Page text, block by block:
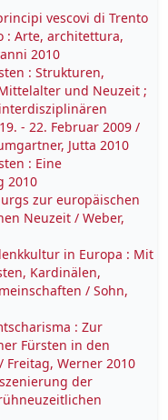
vescovi di Trento
: Arte, architettura,
2010
: Strukturen,
und Neuzeit ;
- 22. Februar 2009 /
Jutta 2010
: Eine
2010
zur europäischen
Neuzeit / Weber,
in Europa : Mit
Kardinälen,
/ Sohn,
: Zur
Fürsten in den
Freitag, Werner 2010
der